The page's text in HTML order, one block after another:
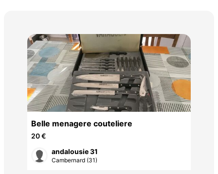
Belle menagere couteliere
20 €
andalousie 31
Cambernard (31)